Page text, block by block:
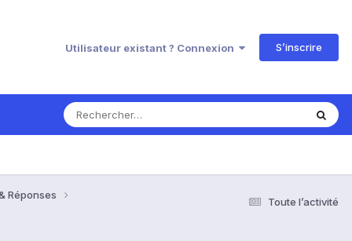
Utilisateur existant ? Connexion S’inscrire
Toute l’activité
Réponses